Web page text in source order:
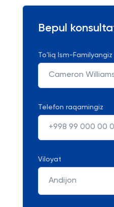
Bepul
To'liq Ism-Familyangiz
Telefon raqamingiz
Viloyat
Andijon